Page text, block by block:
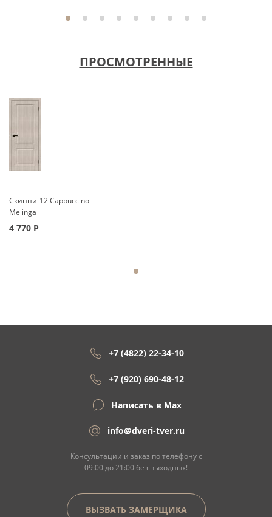
ПРОСМОТРЕННЫЕ
Скинни-12 Cappuccino
Melinga
4 770 Р
+7 (4822) 22-34-10
+7 (920) 690-48-12
Написать в Max
info@dveri-tver.ru
Консультации и заказ по телефону с
09:00 до 21:00 без выходных!
ВЫЗВАТЬ ЗАМЕРЩИКА